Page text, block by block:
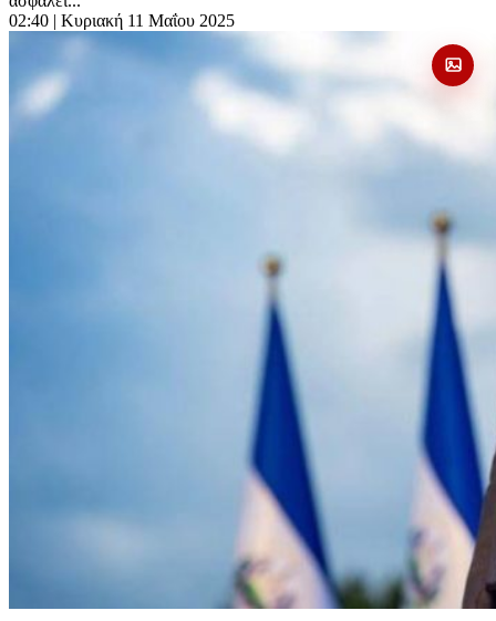
02:40 | Κυριακή 11 Μαΐου 2025